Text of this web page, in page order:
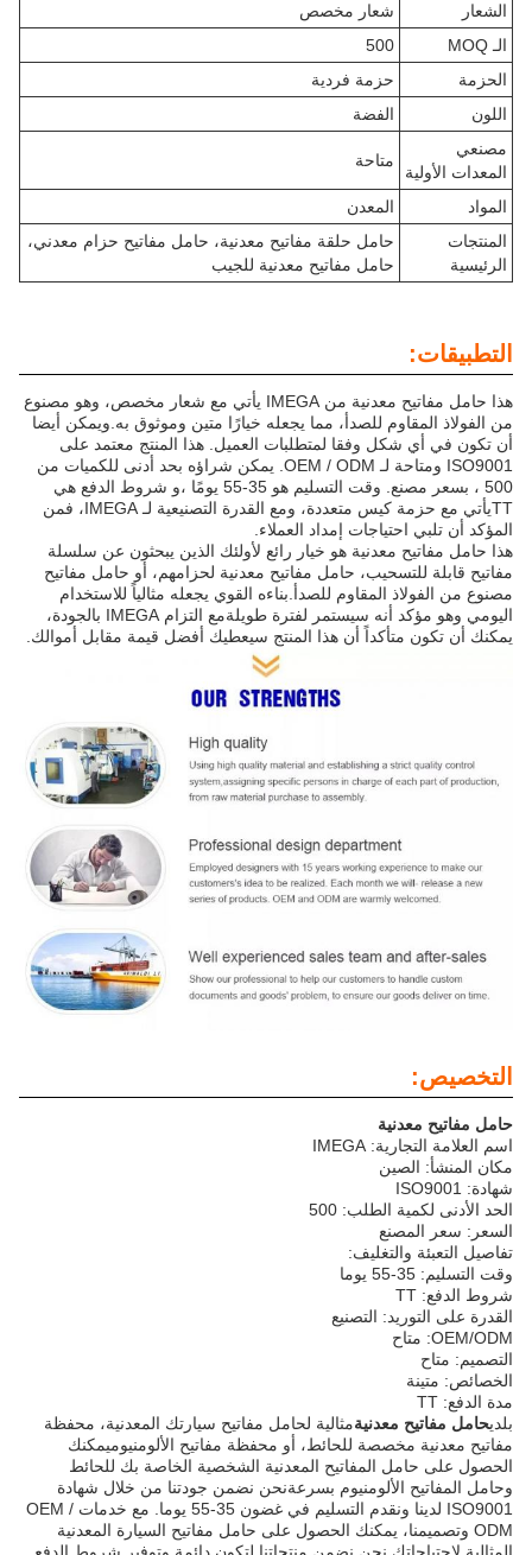
الشعار
شعار مخصص
الـ MOQ
500
الحزمة
حزمة فردية
اللون
الفضة
مصنعي
المعدات الأولية
متاحة
المواد
المعدن
المنتجات
الرئيسية
حامل حلقة مفاتيح معدنية، حامل مفاتيح حزام معدني،
حامل مفاتيح معدنية للجيب
التطبيقات:
هذا حامل مفاتيح معدنية من IMEGA يأتي مع شعار مخصص، وهو مصنوع
من الفولاذ المقاوم للصدأ، مما يجعله خيارًا متين وموثوق به.ويمكن أيضا
أن تكون في أي شكل وفقا لمتطلبات العميل. هذا المنتج معتمد على
ISO9001 ومتاحة لـ OEM / ODM. يمكن شراؤه بحد أدنى للكميات من
500 ، بسعر مصنع. وقت التسليم هو 35-55 يومًا ،و شروط الدفع هي
TTيأتي مع حزمة كيس متعددة، ومع القدرة التصنيعية لـ IMEGA، فمن
المؤكد أن تلبي احتياجات إمداد العملاء.
هذا حامل مفاتيح معدنية هو خيار رائع لأولئك الذين يبحثون عن سلسلة
مفاتيح قابلة للتسحيب، حامل مفاتيح معدنية لحزامهم، أو حامل مفاتيح
مصنوع من الفولاذ المقاوم للصدأ.بناءه القوي يجعله مثالياً للاستخدام
اليومي وهو مؤكد أنه سيستمر لفترة طويلةمع التزام IMEGA بالجودة،
يمكنك أن تكون متأكداً أن هذا المنتج سيعطيك أفضل قيمة مقابل أموالك.
التخصيص:
حامل مفاتيح معدنية
اسم العلامة التجارية: IMEGA
مكان المنشأ: الصين
شهادة: ISO9001
الحد الأدنى لكمية الطلب: 500
السعر: سعر المصنع
تفاصيل التعبئة والتغليف:
وقت التسليم: 35-55 يوما
شروط الدفع: TT
القدرة على التوريد: التصنيع
OEM/ODM: متاح
التصميم: متاح
الخصائص: متينة
مدة الدفع: TT
بلديحامل مفاتيح معدنيةمثالية لحامل مفاتيح سيارتك المعدنية، محفظة
مفاتيح معدنية مخصصة للحائط، أو محفظة مفاتيح الألومنيوميمكنك
الحصول على حامل المفاتيح المعدنية الشخصية الخاصة بك للحائط
وحامل المفاتيح الألومنيوم بسرعةنحن نضمن جودتنا من خلال شهادة
ISO9001 لدينا ونقدم التسليم في غضون 35-55 يوما. مع خدمات OEM /
ODM وتصميمنا، يمكنك الحصول على حامل مفاتيح السيارة المعدنية